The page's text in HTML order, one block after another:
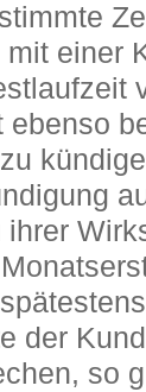
einer
der
so